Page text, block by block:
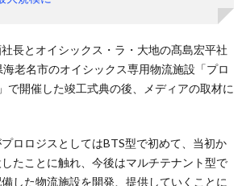
長とオイシックス・ラ・大地の髙島宏平社
老名市のオイシックス専用物流施設「プロ
で開催した竣工式典の後、メディアの取材に
ロロジスとしてはBTS型で初めて、当初か
たことに触れ、今後はマルチテナント型で
した物流施設を開発、提供していくことに